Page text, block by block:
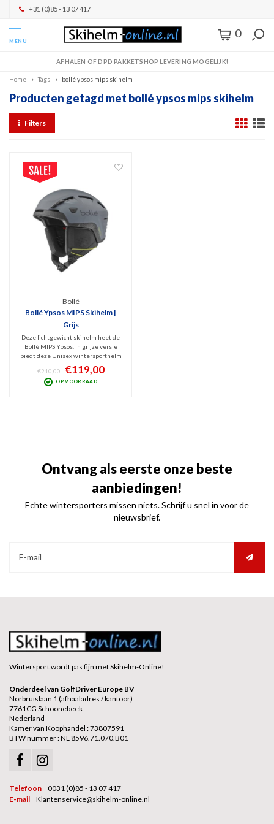
+31 (0)85 - 13 07 417
MENU
0
AFHALEN OF DPD PAKKETSHOP LEVERING MOGELIJK!
Home Tags bollé ypsos mips skihelm
Producten getagd met bollé ypsos mips skihelm
Filters
Bollé
Bollé Ypsos MIPS Skihelm |
Grijs
Deze lichtgewicht skihelm heet de
Bollé MIPS Ypsos. In grijze versie
biedt deze Unisex wintersporthelm
allround bescherming dankzij het
Avid Progressive EPS schuim. In dit
segment een comfortabele helm
€210,00 €119,00
OP VOORRAAD
Ontvang als eerste onze beste
aanbiedingen!
Echte wintersporters missen niets. Schrijf u snel in voor de
nieuwsbrief.
Wintersport wordt pas fijn met Skihelm-Online!
Onderdeel van GolfDriver Europe BV
Norbruislaan 1 (afhaaladres / kantoor)
7761CG Schoonebeek
Nederland
Kamer van Koophandel : 73807591
BTW nummer : NL 8596.71.070.B01
Telefoon
0031 (0)85 - 13 07 417
E-mail
Klantenservice@skihelm-online.nl